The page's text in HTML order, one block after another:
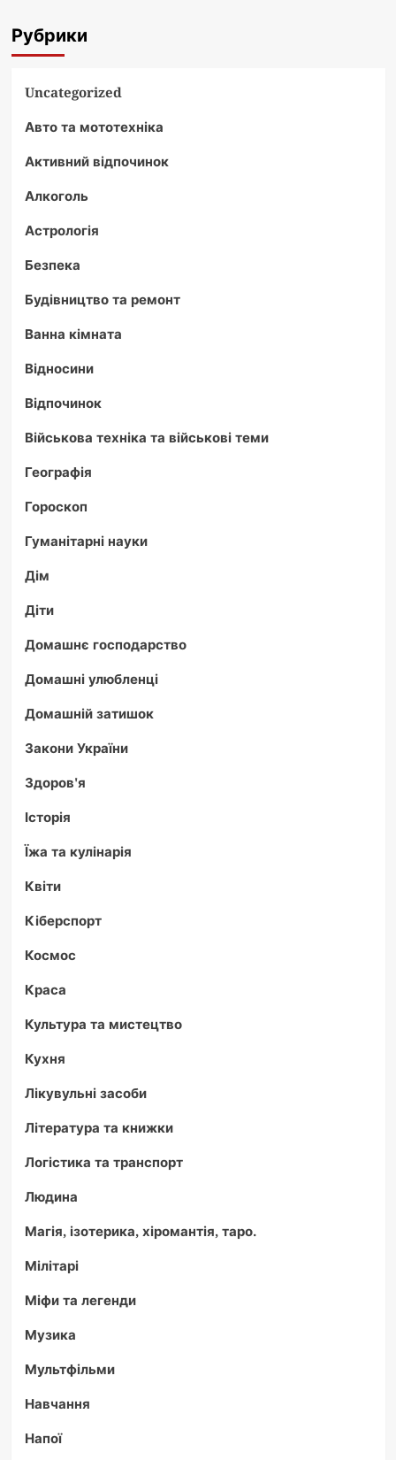
Рубрики
Uncategorized
Авто та мототехніка
Активний відпочинок
Алкоголь
Астрологія
Безпека
Будівництво та ремонт
Ванна кімната
Відносини
Відпочинок
Військова техніка та військові теми
Географія
Гороскоп
Гуманітарні науки
Дім
Діти
Домашнє господарство
Домашні улюбленці
Домашній затишок
Закони України
Здоров'я
Історія
Їжа та кулінарія
Квіти
Кіберспорт
Космос
Краса
Культура та мистецтво
Кухня
Лікувульні засоби
Література та книжки
Логістика та транспорт
Людина
Магія, ізотерика, хіромантія, таро.
Мілітарі
Міфи та легенди
Музика
Мультфільми
Навчання
Напої